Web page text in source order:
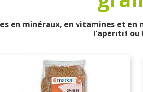
en minéraux, en vitamines et
l'apéritif ou